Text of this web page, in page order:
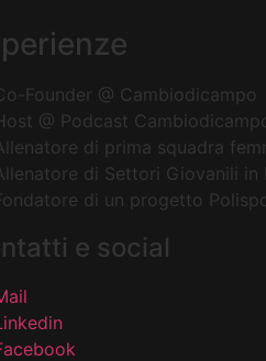
Founder @ Cambiodicampo
@ Podcast
di prima squadra
di Settori Giovanili in
di un progetto
e social